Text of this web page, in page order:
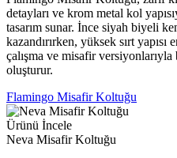
detayları ve krom metal kol
tasarım sunar. İnce siyah biyeli
kazandırırken, yüksek sırt
çalışma ve misafir
oluşturur.
Flamingo Misafir Koltuğu
Ürünü İncele
Neva Misafir Koltuğu